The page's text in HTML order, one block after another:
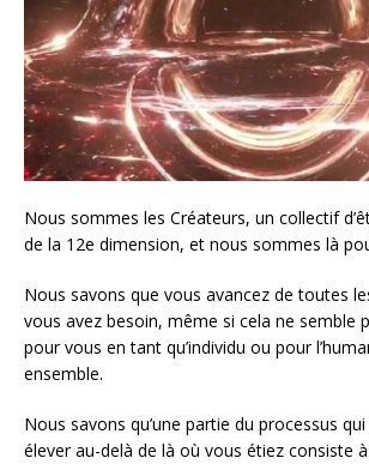
Nous sommes les Créateurs, un collectif
de la 12e dimension, et nous sommes là
Nous savons que vous avancez de toutes
vous avez besoin, même si cela ne semble
pour vous en tant qu’individu ou pour
ensemble.
Nous savons qu’une partie du processus
élever au-delà de là où vous étiez consiste